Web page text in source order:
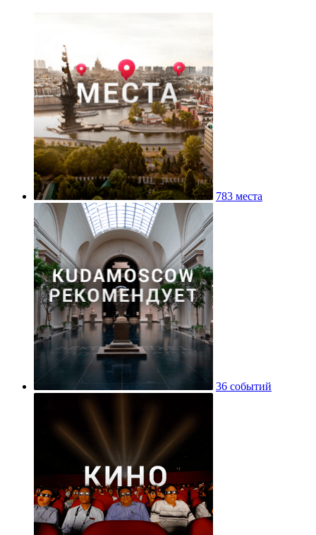
783 места
36 событий